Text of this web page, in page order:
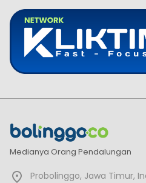
Medianya Orang Pendalungan
Probolinggo, Jawa Timur,